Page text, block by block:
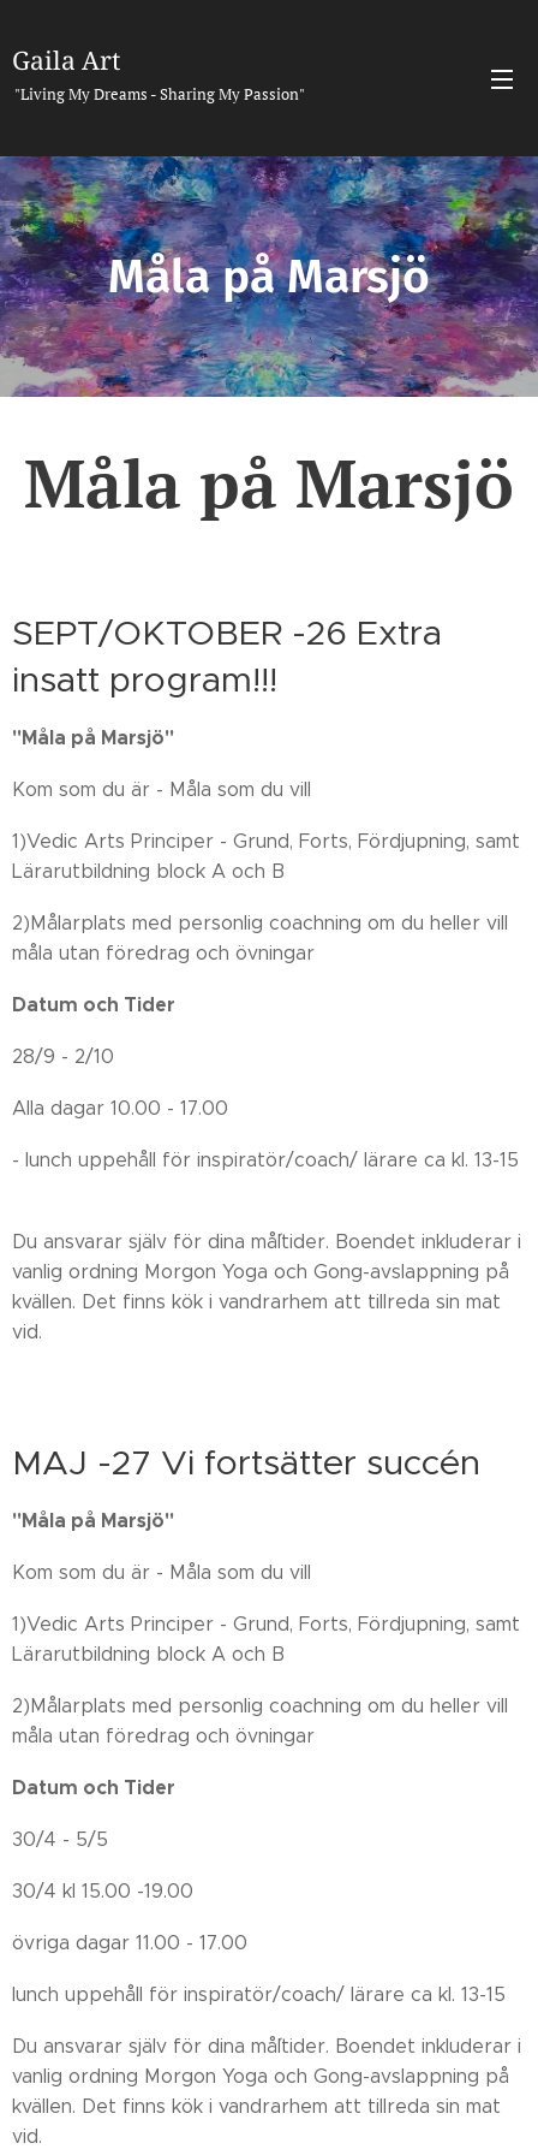
Gaila Art
"Living My Dreams - Sharing My Passion"
Måla på Marsjö
Måla på Marsjö
SEPT/OKTOBER -26 Extra
insatt program!!!
"Måla på Marsjö"
Kom som du är - Måla som du vill
1)Vedic Arts Principer - Grund, Forts, Fördjupning, samt
Lärarutbildning block A och B
2)Målarplats med personlig coachning om du heller vill
måla utan föredrag och övningar
Datum och Tider
28/9 - 2/10
Alla dagar 10.00 - 17.00
- lunch uppehåll för inspiratör/coach/ lärare ca kl. 13-15
Du ansvarar själv för dina må´ltider. Boendet inkluderar i
vanlig ordning Morgon Yoga och Gong-avslappning på
kvällen. Det finns kök i vandrarhem att tillreda sin mat
vid.
MAJ -27 Vi fortsätter succén
"Måla på Marsjö"
Kom som du är - Måla som du vill
1)Vedic Arts Principer - Grund, Forts, Fördjupning, samt
Lärarutbildning block A och B
2)Målarplats med personlig coachning om du heller vill
måla utan föredrag och övningar
Datum och Tider
30/4 - 5/5
30/4 kl 15.00 -19.00
övriga dagar 11.00 - 17.00
lunch uppehåll för inspiratör/coach/ lärare ca kl. 13-15
Du ansvarar själv för dina må´ltider. Boendet inkluderar i
vanlig ordning Morgon Yoga och Gong-avslappning på
kvällen. Det finns kök i vandrarhem att tillreda sin mat
vid.